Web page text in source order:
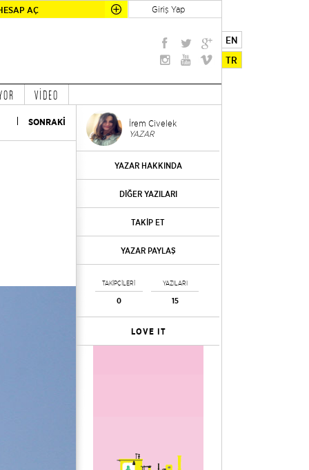
AÇ Giriş Yap
EN
TR
VİDEO
SONRAKİ İrem Civelek
YAZAR
YAZAR HAKKINDA
DİĞER YAZILARI
TAKİP ET
YAZAR PAYLAŞ
TAKİPÇİLERİ
0
YAZILARI
15
LOVE IT